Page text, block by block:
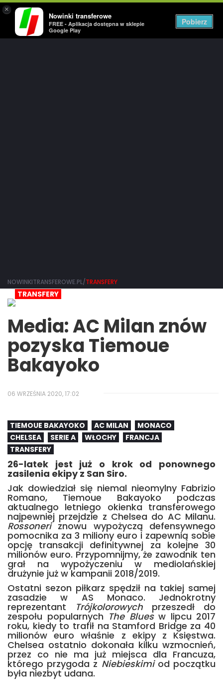
×
Nowinki transferowe
FREE - Aplikacja dostępna w sklepie
Google Play
Pobierz
NOWINKITRANSFEROWE.PL/TRANSFERY
TRANSFERY
Media: AC Milan znów
pozyska Tiemoue
Bakayoko
06 WRZEŚNIA 2020, 17:02
TIEMOUE BAKAYOKO AC MILAN
MONACO
CHELSEA
SERIE A WŁOCHY
FRANCJA
TRANSFERY
26-latek jest już o krok od ponownego
zasilenia ekipy z San Siro.
Jak dowiedział się niemal nieomylny Fabrizio
Romano, Tiemoue Bakayoko podczas
aktualnego letniego okienka transferowego
najpewniej przejdzie z Chelsea do AC Milanu.
Rossoneriznowu wypożyczą defensywnego
pomocnika za 3 miliony euro i zapewnią sobie
opcję transakcji definitywnej za kolejne 30
milionów euro. Przypomnijmy, że zawodnik ten
grał na wypożyczeniu w mediolańskiej
drużynie już w kampanii 2018/2019.
Ostatni sezon piłkarz spędził na takiej samej
zasadzie w AS Monaco. Jednokrotny
reprezentant Trójkolorowych przeszedł do
zespołu popularnych The Bluesw lipcu 2017
roku, kiedy to trafił na Stamford Bridge za 40
milionów euro właśnie z ekipy z Księstwa.
Chelsea ostatnio dokonała kilku wzmocnień,
przez co nie ma już miejsca dla Francuza,
którego przygoda z Niebieskimiod początku
była niezbyt udana.